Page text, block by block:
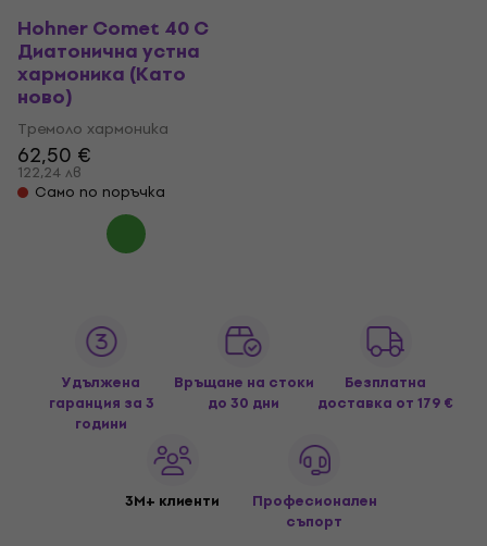
Hohner Comet 40 C
Диатонична устна
хармоника (Като
ново)
Тремоло хармоника
62,50 €
122,24 лв
Само по поръчка
Удължена
гаранция за 3
години
Връщане на стоки
до 30 дни
Безплатна
доставка от 179 €
3M+ клиенти
Професионален
съпорт